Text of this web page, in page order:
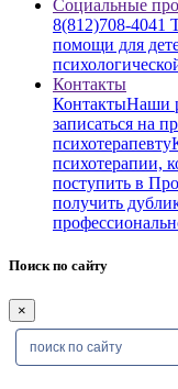
Социальные
8(812)708-4041
помощи для
Контакты
КонтактыНаши
записаться на
психотерапевту
психотерапии,
поступить в
получить
Поиск по сайту
×